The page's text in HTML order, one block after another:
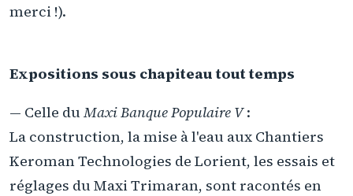
merci !).
Expositions sous chapiteau tout temps
— Celle duMaxi Banque Populaire V:
La construction, la mise à l'eau aux Chantiers
Keroman Technologies de Lorient, les essais et
réglages du Maxi Trimaran, sont racontés en